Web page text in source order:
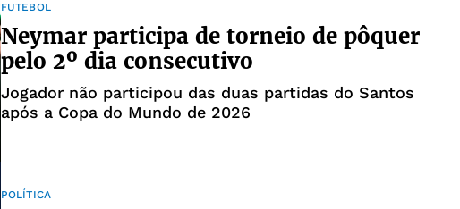
FUTEBOL
Neymar participa de torneio de pôquer
pelo 2º dia consecutivo
Jogador não participou das duas partidas do Santos
após a Copa do Mundo de 2026
POLÍTICA